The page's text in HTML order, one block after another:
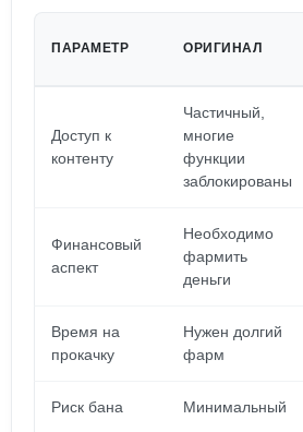
ПАРАМЕТР ОРИГИНАЛ
Доступ к
контенту
Частичный,
многие
функции
заблокированы
Финансовый
аспект
Необходимо
фармить
деньги
Время на
прокачку
Нужен долгий
фарм
Риск бана Минимальный